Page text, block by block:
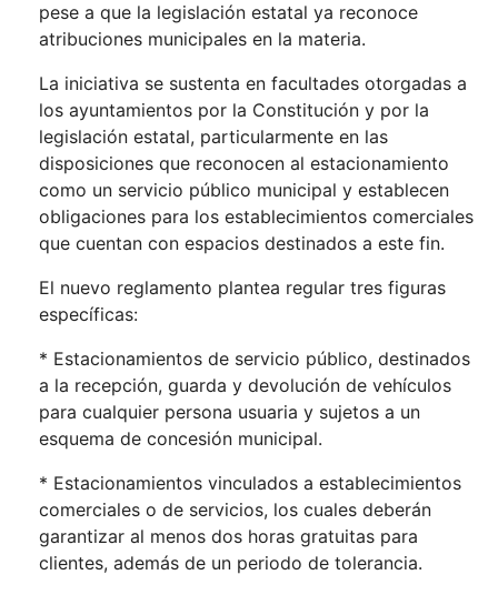
pese a que la legislación estatal ya reconoce
atribuciones municipales en la materia.
La iniciativa se sustenta en facultades otorgadas a
los ayuntamientos por la Constitución y por la
legislación estatal, particularmente en las
disposiciones que reconocen al estacionamiento
como un servicio público municipal y establecen
obligaciones para los establecimientos comerciales
que cuentan con espacios destinados a este fin.
El nuevo reglamento plantea regular tres figuras
específicas:
* Estacionamientos de servicio público, destinados
a la recepción, guarda y devolución de vehículos
para cualquier persona usuaria y sujetos a un
esquema de concesión municipal.
* Estacionamientos vinculados a establecimientos
comerciales o de servicios, los cuales deberán
garantizar al menos dos horas gratuitas para
clientes, además de un periodo de tolerancia.